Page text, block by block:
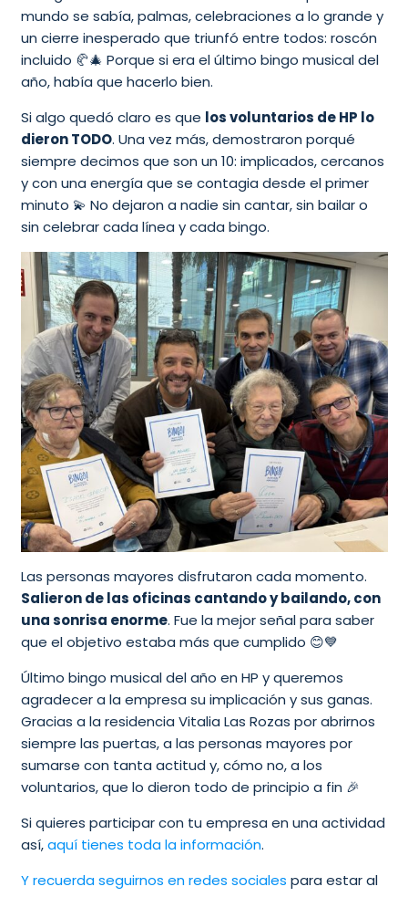
mundo se sabía, palmas, celebraciones a lo grande y
un cierre inesperado que triunfó entre todos: roscón
incluido 🥐🎄 Porque si era el último bingo musical del
año, había que hacerlo bien.
Si algo quedó claro es que los voluntarios de HP lo
dieron TODO. Una vez más, demostraron porqué
siempre decimos que son un 10: implicados, cercanos
y con una energía que se contagia desde el primer
minuto 💫 No dejaron a nadie sin cantar, sin bailar o
sin celebrar cada línea y cada bingo.
Las personas mayores disfrutaron cada momento.
Salieron de las oficinas cantando y bailando, con
una sonrisa enorme. Fue la mejor señal para saber
que el objetivo estaba más que cumplido 😊💙
Último bingo musical del año en HP y queremos
agradecer a la empresa su implicación y sus ganas.
Gracias a la residencia Vitalia Las Rozas por abrirnos
siempre las puertas, a las personas mayores por
sumarse con tanta actitud y, cómo no, a los
voluntarios, que lo dieron todo de principio a fin 🎉
Si quieres participar con tu empresa en una actividad
así,aquí tienes toda la información.
Y recuerda seguirnos en redes sociales para estar al